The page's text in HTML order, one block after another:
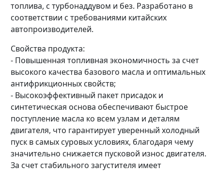
топлива, с турбонаддувом и без. Разработано в
соответствии с требованиями китайских
автопроизводителей.
Свойства продукта:
- Повышенная топливная экономичность за счет
высокого качества базового масла и оптимальных
антифрикционных свойств;
- Высокоэффективный пакет присадок и
синтетическая основа обеспечивают быстрое
поступление масла ко всем узлам и деталям
двигателя, что гарантирует уверенный холодный
пуск в самых суровых условиях, благодаря чему
значительно снижается пусковой износ двигателя.
За счет стабильного загустителя имеет